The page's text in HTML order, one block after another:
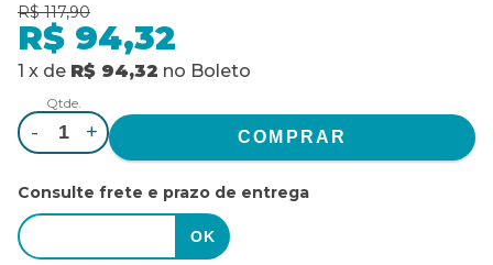
R$ 117,90
R$ 94,32
1 x de R$ 94,32 no Boleto
Qtde.
- +
Consulte frete e prazo de entrega